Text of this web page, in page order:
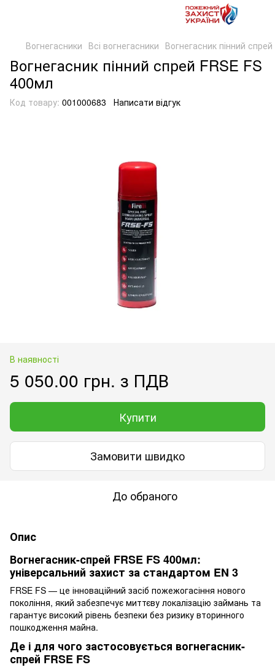
Вогнегасники Всі вогнегасники Вогнегасник пінний
Вогнегасник пінний спрей FRSE FS
400мл
Код товару: 001000683 Написати відгук
В наявності
5 050.00 грн. з ПДВ
Купити
Замовити швидко
До обраного
Опис
Вогнегасник-спрей FRSE FS 400мл:
універсальний захист за стандартом EN 3
FRSE FS — це інноваційний засіб пожежогасіння нового
покоління, який забезпечує миттєву локалізацію займань та
гарантує високий рівень безпеки без ризику вторинного
пошкодження майна.
Де і для чого застосовується вогнегасник-
спрей FRSE FS